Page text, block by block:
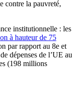
contre la pauvreté,
institutionnelle : les
à hauteur de 75
par rapport au 8e et
dépenses de l’UE au
(198 millions